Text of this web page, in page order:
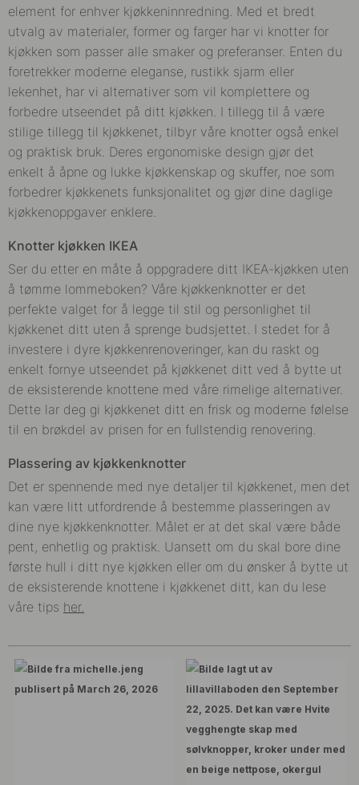
element for enhver kjøkkeninnredning. Med et bredt
utvalg av materialer, former og farger har vi knotter for
kjøkken som passer alle smaker og preferanser. Enten du
foretrekker moderne eleganse, rustikk sjarm eller
lekenhet, har vi alternativer som vil komplettere og
forbedre utseendet på ditt kjøkken. I tillegg til å være
stilige tillegg til kjøkkenet, tilbyr våre knotter også enkel
og praktisk bruk. Deres ergonomiske design gjør det
enkelt å åpne og lukke kjøkkenskap og skuffer, noe som
forbedrer kjøkkenets funksjonalitet og gjør dine daglige
kjøkkenoppgaver enklere.
Knotter kjøkken IKEA
Ser du etter en måte å oppgradere ditt IKEA-kjøkken uten
å tømme lommeboken? Våre kjøkkenknotter er det
perfekte valget for å legge til stil og personlighet til
kjøkkenet ditt uten å sprenge budsjettet. I stedet for å
investere i dyre kjøkkenrenoveringer, kan du raskt og
enkelt fornye utseendet på kjøkkenet ditt ved å bytte ut
de eksisterende knottene med våre rimelige alternativer.
Dette lar deg gi kjøkkenet ditt en frisk og moderne følelse
til en brøkdel av prisen for en fullstendig renovering.
Plassering av kjøkkenknotter
Det er spennende med nye detaljer til kjøkkenet, men det
kan være litt utfordrende å bestemme plasseringen av
dine nye kjøkkenknotter. Målet er at det skal være både
pent, enhetlig og praktisk. Uansett om du skal bore dine
første hull i ditt nye kjøkken eller om du ønsker å bytte ut
de eksisterende knottene i kjøkkenet ditt, kan du lese
våre tips her.